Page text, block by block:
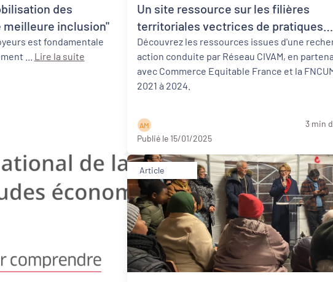
des
inclusion"
est fondamentale
Lire la suite
Un site ressource sur les filières
territoriales vectrices de pratiques
agroécologiques
Découvrez les ressources issues d'une
action conduite par Réseau CIVAM, en
avec Commerce Equitable France et la
2021 à 2024.
A M
3 min
Publié le 15/01/2025
Article